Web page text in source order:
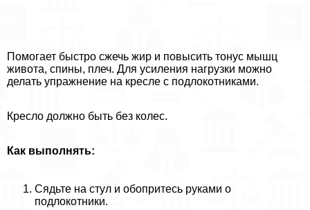
Помогает быстро сжечь жир и повысить тонус мышц
живота, спины, плеч. Для усиления нагрузки можно
делать упражнение на кресле с подлокотниками.
Кресло должно быть без колес.
Как выполнять:
Сядьте на стул и обопритесь руками о
подлокотники.